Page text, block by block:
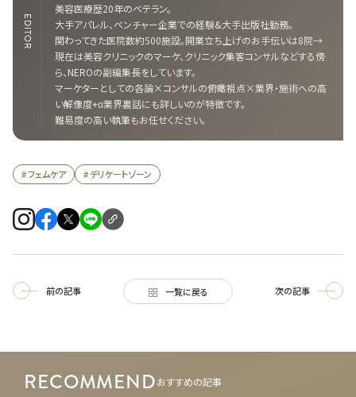
EDITOR
美容医療歴20年のベテラン。
大手アパレル、ベンチャー企業での経験&大手出版社勤務。
関わってきた医院数約500施設。開業立ち上げのお手伝いは8院→
現在は美容クリニックのマーケ、クリニック集客コンサルなどする傍
ら、NEROの副編集長をしています。
マーケターとしての各論×コンサルの俯瞰視点×業界・施術への高
い解像度+α業界裏話にも詳しいのが特徴です。
難易度の高い執筆もお任せください。
# フェムケア # デリケートゾーン
前の記事 一覧に戻る 次の記事
RECOMMENDおすすめの記事